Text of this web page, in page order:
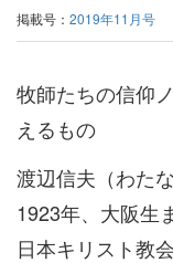
掲載号： 2019年11月号
牧師たちの信仰
えるもの
渡辺信夫（わた
1923年、大阪生
日本キリスト教